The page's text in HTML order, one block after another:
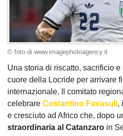
© foto di www.imagephotoagency.it
Una storia di riscatto, sacrificio e
cuore della Locride per arrivare
internazionale. Il comitato
celebrare Costantino Favasuli,
e cresciuto ad Africo che, dopo
straordinaria al Catanzaro in